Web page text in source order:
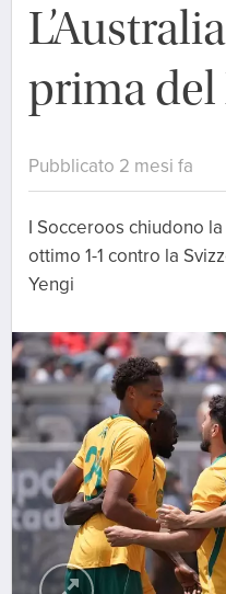
prima
Pubblicato 2 mesi fa
I Socceroos chiudono
ottimo 1-1 contro la
Yengi